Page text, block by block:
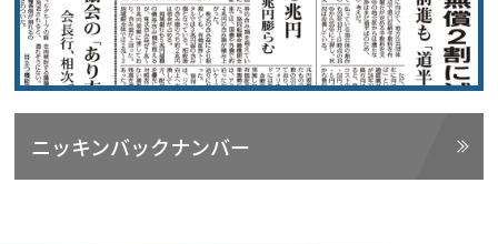
ニッキンバックナンバー